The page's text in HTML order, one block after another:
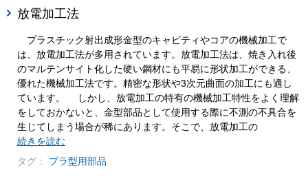
放電加工法
プラスチック射出成形金型のキャビティやコアの機械加工で
は、放電加工法が多用されています。放電加工法は、焼き入れ後
のマルテンサイト化した硬い鋼材にも平易に形状加工ができる、
優れた機械加工法です。精密な形状や3次元曲面の加工にも適し
ています。 しかし、放電加工の特有の機械加工特性をよく理解
をしておかないと、金型部品として使用する際に不測の不具合を
生じてしまう場合が稀にあります。そこで、放電加工の
続きを読む
タグ： プラ型用部品